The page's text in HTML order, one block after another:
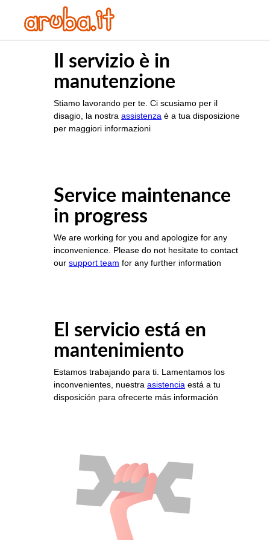
Il servizio è in
manutenzione
Stiamo lavorando per te. Ci scusiamo per il
disagio, la nostra assistenza è a tua disposizione
per maggiori informazioni
Service maintenance
in progress
We are working for you and apologize for any
inconvenience. Please do not hesitate to contact
our support team for any further information
El servicio está en
mantenimiento
Estamos trabajando para ti. Lamentamos los
inconvenientes, nuestra asistencia está a tu
disposición para ofrecerte más información